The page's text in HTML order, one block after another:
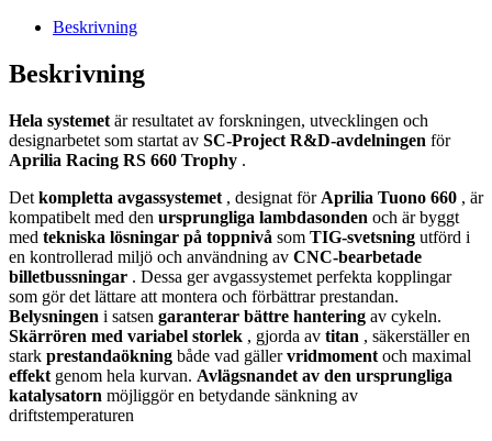
Beskrivning
Beskrivning
Hela systemet är resultatet av forskningen, utvecklingen och
designarbetet som startat av SC-Project R&D-avdelningen för
Aprilia Racing RS 660 Trophy .
Det kompletta avgassystemet , designat för Aprilia Tuono 660 , är
kompatibelt med den ursprungliga lambdasonden och är byggt
med tekniska lösningar på toppnivå som TIG-svetsning utförd i
en kontrollerad miljö och användning av CNC-bearbetade
billetbussningar . Dessa ger avgassystemet perfekta kopplingar
som gör det lättare att montera och förbättrar prestandan.
Belysningen i satsen garanterar bättre hantering av cykeln.
Skärrören med variabel storlek , gjorda av titan , säkerställer en
stark prestandaökning både vad gällervridmoment och maximal
effekt genom hela kurvan. Avlägsnandet av den ursprungliga
katalysatorn möjliggör en betydande sänkning av
driftstemperaturen